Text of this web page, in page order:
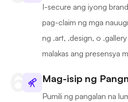
I-secure ang iyong
pag-claim ng mga
ng .art, .design, o
malakas ang presensya
Mag-isip ng
Pumili ng pangalan na